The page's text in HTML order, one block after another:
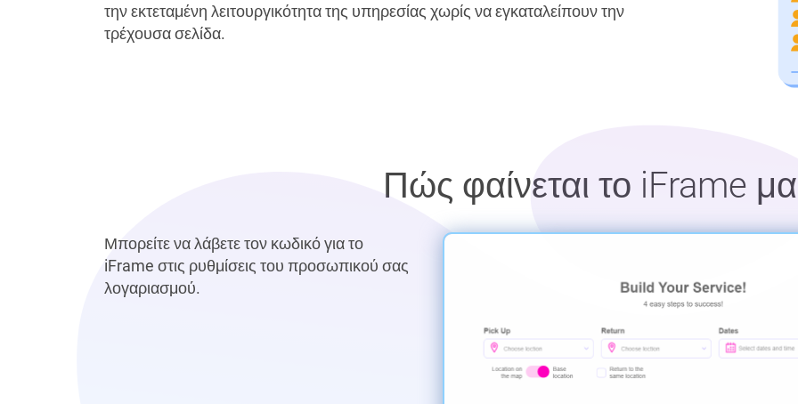
την εκτεταμένη λειτουργικότητα της υπηρεσίας χωρίς να εγκαταλείπουν την
τρέχουσα σελίδα.
Πώς φαίνεται το iFrame
Μπορείτε να λάβετε τον κωδικό για το
iFrame στις ρυθμίσεις του προσωπικού σας
λογαριασμού.